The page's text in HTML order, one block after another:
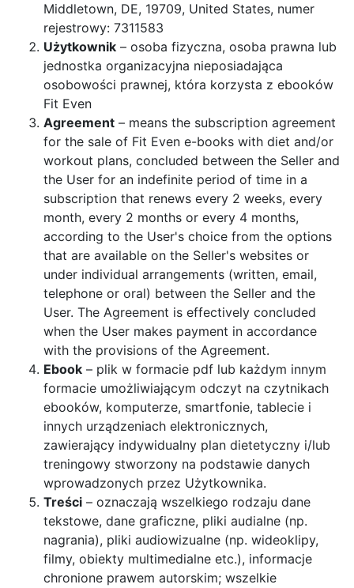
Middletown, DE, 19709, United States, numer
rejestrowy: 7311583
Użytkownik – osoba fizyczna, osoba prawna lub
jednostka organizacyjna nieposiadająca
osobowości prawnej, która korzysta z ebooków
Fit Even
Agreement – means the subscription agreement
for the sale of Fit Even e-books with diet and/or
workout plans, concluded between the Seller and
the User for an indefinite period of time in a
subscription that renews every 2 weeks, every
month, every 2 months or every 4 months,
according to the User's choice from the options
that are available on the Seller's websites or
under individual arrangements (written, email,
telephone or oral) between the Seller and the
User. The Agreement is effectively concluded
when the User makes payment in accordance
with the provisions of the Agreement.
Ebook – plik w formacie pdf lub każdym innym
formacie umożliwiającym odczyt na czytnikach
ebooków, komputerze, smartfonie, tablecie i
innych urządzeniach elektronicznych,
zawierający indywidualny plan dietetyczny i/lub
treningowy stworzony na podstawie danych
wprowadzonych przez Użytkownika.
Treści – oznaczają wszelkiego rodzaju dane
tekstowe, dane graficzne, pliki audialne (np.
nagrania), pliki audiowizualne (np. wideoklipy,
filmy, obiekty multimedialne etc.), informacje
chronione prawem autorskim; wszelkie